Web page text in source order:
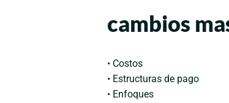
cambios
• Costos
• Estructuras de pago
• Enfoques